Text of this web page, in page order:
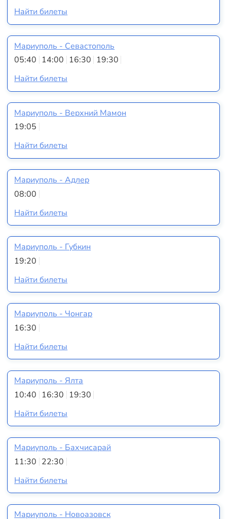
Найти билеты
Мариуполь - Севастополь
05:40 14:00 16:30 19:30
Найти билеты
Мариуполь - Верхний Мамон
19:05
Найти билеты
Мариуполь - Адлер
08:00
Найти билеты
Мариуполь - Губкин
19:20
Найти билеты
Мариуполь - Чонгар
16:30
Найти билеты
Мариуполь - Ялта
10:40 16:30 19:30
Найти билеты
Мариуполь - Бахчисарай
11:30 22:30
Найти билеты
Мариуполь - Новоазовск